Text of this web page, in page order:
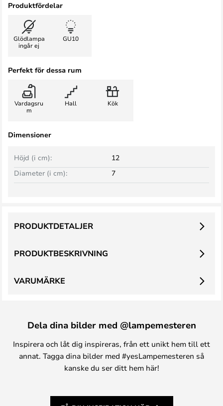
Produktfördelar
Glödlampa
ingår ej
GU10
Perfekt för dessa rum
Vardagsru
m
Hall Kök
Dimensioner
Höjd (i cm):
12
Diameter (i cm):
7
PRODUKTBESKRIVNING
PRODUKTDETALJER
VARUMÄRKE
Dela dina bilder med @lampemesteren
Inspirera och låt dig inspireras, från ett unikt hem till ett
annat. Tagga dina bilder med #yesLampemesteren så
kanske du ser ditt hem här!